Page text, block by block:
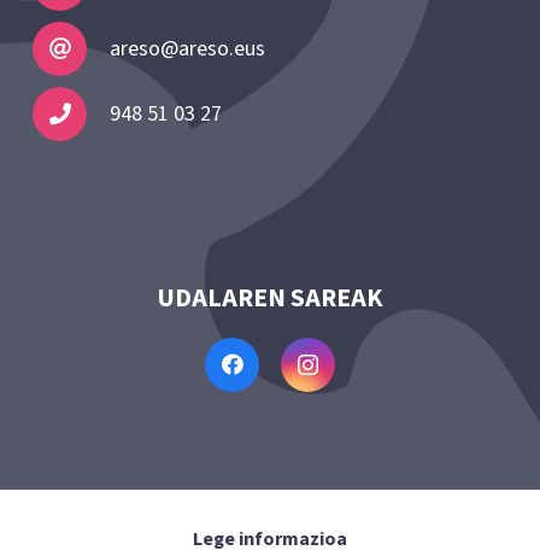
areso@areso.eus
948 51 03 27
UDALAREN SAREAK
Lege informazioa